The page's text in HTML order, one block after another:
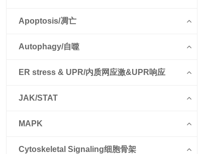
Apoptosis/凋亡
Autophagy/自噬
ER stress & UPR/内质网应激&UPR响应
JAK/STAT
MAPK
Cytoskeletal Signaling细胞骨架